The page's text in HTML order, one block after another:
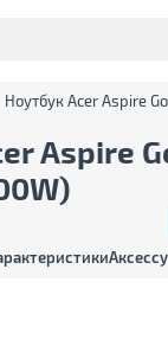
Ноутбук Acer Aspire
Aspire